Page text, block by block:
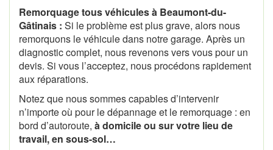
Remorquage tous véhicules à Beaumont-du-
Gâtinais : Si le problème est plus grave, alors nous
remorquons le véhicule dans notre garage. Après un
diagnostic complet, nous revenons vers vous pour un
devis. Si vous l’acceptez, nous procédons rapidement
aux réparations.
Notez que nous sommes capables d’intervenir
n’importe où pour le dépannage et le remorquage : en
bord d’autoroute, à domicile ou sur votre lieu de
travail, en sous-sol…